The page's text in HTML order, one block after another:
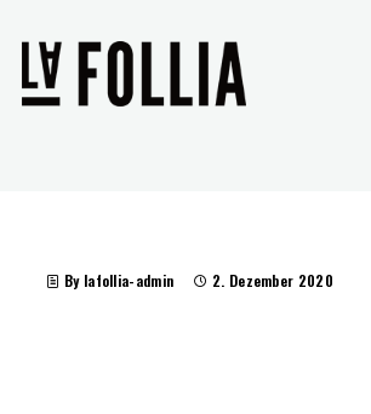
By lafollia-admin 2. Dezember 2020